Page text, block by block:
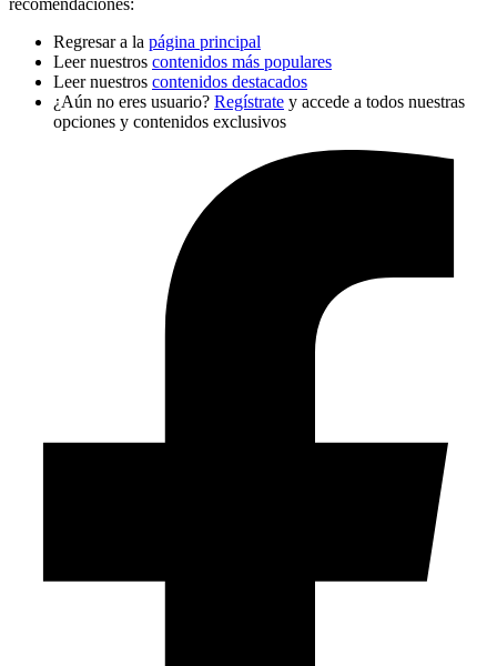
recomendaciones:
Regresar a la página principal
Leer nuestros contenidos más populares
Leer nuestros contenidos destacados
¿Aún no eres usuario? Regístrate y accede a todos nuestras
opciones y contenidos exclusivos